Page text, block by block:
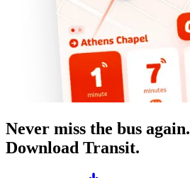
Never miss the bus again.
Download Transit.